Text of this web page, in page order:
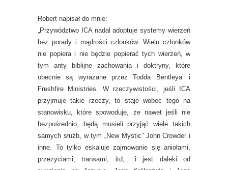
Robert napisał do mnie:
„Przywództwo ICA nadal adoptuje systemy wierzeń
bez porady i mądrości członków. Wielu członków
nie popiera i nie będzie popierać tych wierzeń, w
tym anty biblijne zachowania i doktryny, które
obecnie są wyrażane przez Todda Bentleya’ i
Freshfire Ministries. W rzeczywistości, jeśli ICA
przyjmuje takie rzeczy, to staje wobec tego na
stanowisku, które spowoduje, że nawet jeśli nie
bezpośrednio, będą musieli przyjąć wiele takich
samych służb, w tym „New Mystic” John Crowder i
inne. To tylko eskaluje zajmowanie się aniołami,
przeżyciami, transami, itd,.. i jest daleki od